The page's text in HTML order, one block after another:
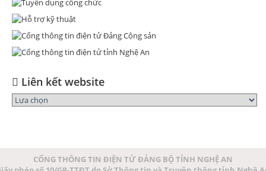
Liên kết website
CỔNG THÔNG TIN ĐIỆN TỬ ĐẢNG BỘ TỈNH NGHỆ AN